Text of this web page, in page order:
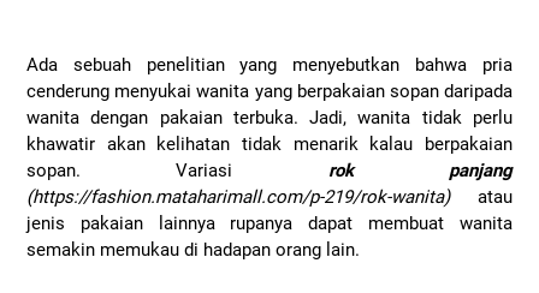
Ada sebuah penelitian yang menyebutkan bahwa pria
cenderung menyukai wanita yang berpakaian sopan daripada
wanita dengan pakaian terbuka. Jadi, wanita tidak perlu
khawatir akan kelihatan tidak menarik kalau berpakaian
sopan. Variasi rok panjang
(https://fashion.mataharimall.com/p-219/rok-wanita)atau
jenis pakaian lainnya rupanya dapat membuat wanita
semakin memukau di hadapan orang lain.